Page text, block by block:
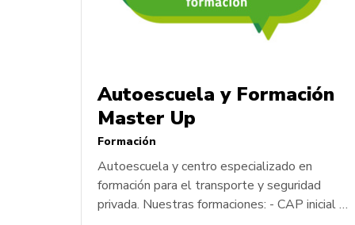
Autoescuela y Formación
Master Up
Formación
Autoescuela y centro especializado en
formación para el transporte y seguridad
privada. Nuestras formaciones: - CAP inicial y